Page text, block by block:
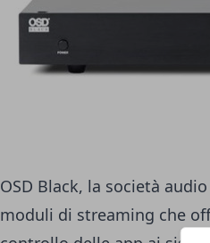
OSD Black, la società
moduli di streaming che